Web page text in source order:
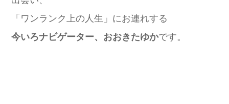
「ワンランク上の人生」にお連れする
今いろナビゲーター、おおきたゆかです。